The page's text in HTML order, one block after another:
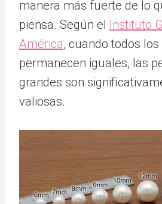
manera más fuerte de lo
piensa. Según el Instituto
América, cuando todos
permanecen iguales, las
grandes son
valiosas.